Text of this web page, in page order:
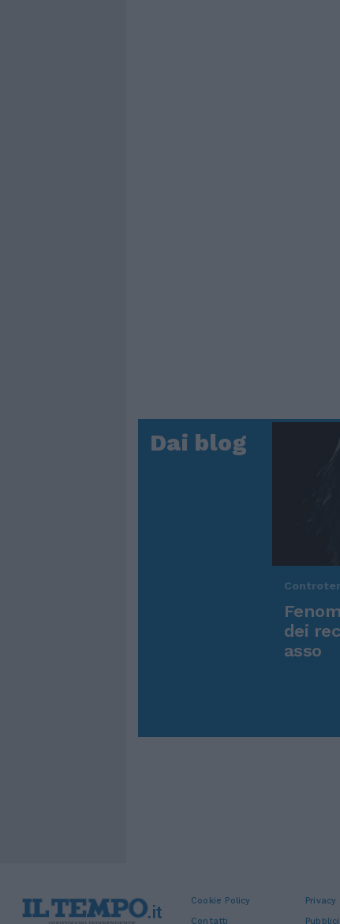
Dai blog
dei
asso
Cookie Policy Privacy
Contatti